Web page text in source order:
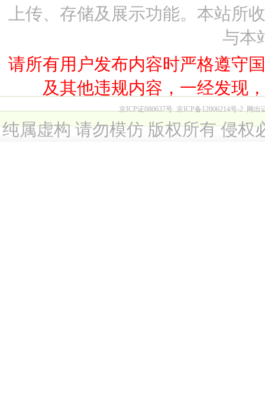
上传、存储及展示功能。本站所
与本
请所有用户发布内容时严格遵守
及其他违规内容，一经发现
京ICP证080637号 京ICP备12006214号-2 网出
纯属虚构 请勿模仿 版权所有 侵权